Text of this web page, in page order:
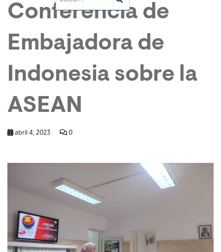
Conferencia de
Embajadora de
Indonesia sobre la
ASEAN
abril 4, 2023 0